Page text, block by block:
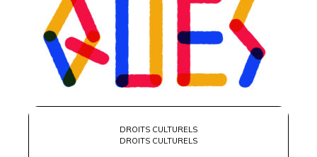
DROITS CULTURELS
DROITS CULTURELS